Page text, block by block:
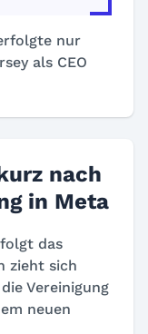
nur
als CEO
nach
in Meta
das
zieht sich
Vereinigung
neuen